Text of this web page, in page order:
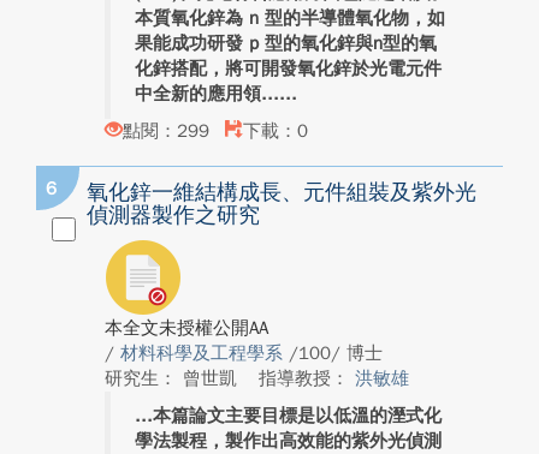
本質氧化鋅為 n 型的半導體氧化物，如
果能成功研發 p 型的氧化鋅與n型的氧
化鋅搭配，將可開發氧化鋅於光電元件
中全新的應用領...
點閱：299
下載：0
6
氧化鋅一維結構成長、元件組裝及紫外光
偵測器製作之研究
本全文未授權公開AA
/ 材料科學及工程學系 /100/ 博士
研究生： 曾世凱
指導教授： 洪敏雄
本篇論文主要目標是以低溫的溼式化
學法製程，製作出高效能的紫外光偵測